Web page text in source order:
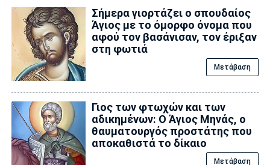
Σήμερα γιορτάζει ο σπουδαίος
Άγιος με το όμορφο όνομα που
αφού τον βασάνισαν, τον έριξαν
στη φωτιά
Μετάβαση
Γιος των φτωχών και των
αδικημένων: Ο Άγιος Μηνάς, ο
θαυματουργός προστάτης που
αποκαθιστά το δίκαιο
Μετάβαση